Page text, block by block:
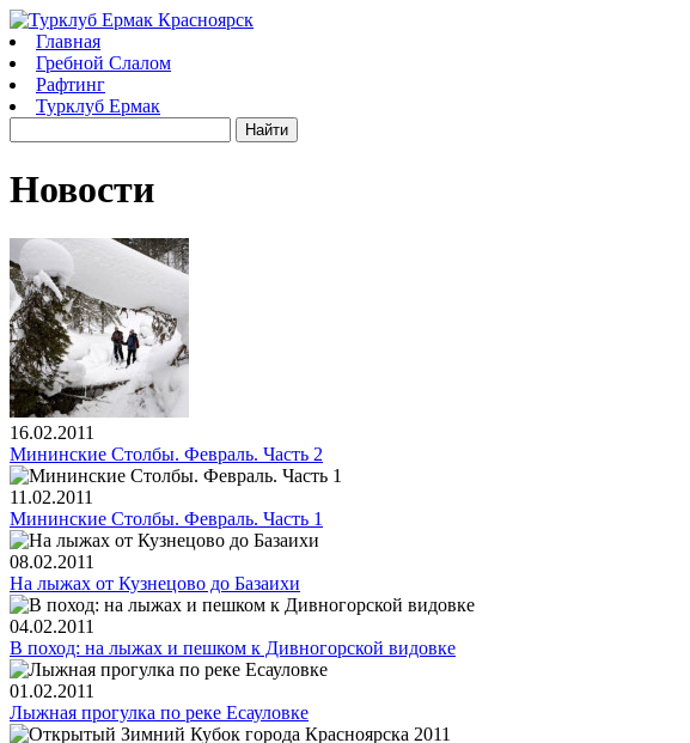
Главная
Гребной Слалом
Рафтинг
Турклуб Ермак
Новости
16.02.2011
Мининские Столбы. Февраль. Часть 2
11.02.2011
Мининские Столбы. Февраль. Часть 1
08.02.2011
На лыжах от Кузнецово до Базаихи
04.02.2011
В поход: на лыжах и пешком к Дивногорской видовке
01.02.2011
Лыжная прогулка по реке Есауловке